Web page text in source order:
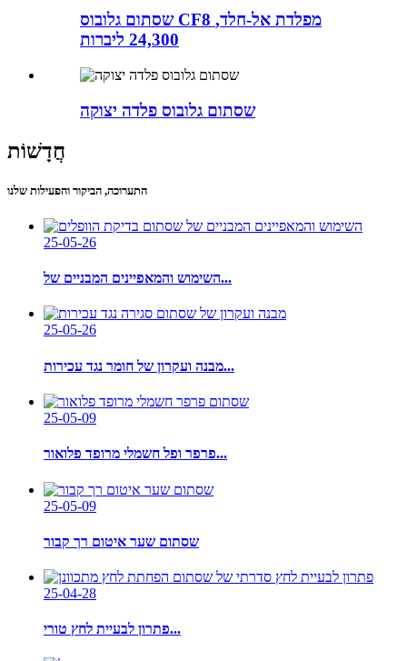
שסתום גלובוס CF8 מפלדת אל-חלד,
24,300 ליברות
שסתום גלובוס פלדה יצוקה
חֲדָשׁוֹת
התערוכה, הביקור והפעילות שלנו
25-05-26
השימוש והמאפיינים המבניים של...
25-05-26
מבנה ועקרון של חומר נגד עכירות...
25-05-09
פרפר ופל חשמלי מרופד פלואור...
25-05-09
שסתום שער איטום רך קבור
25-04-28
פתרון לבעיית לחץ טורי...